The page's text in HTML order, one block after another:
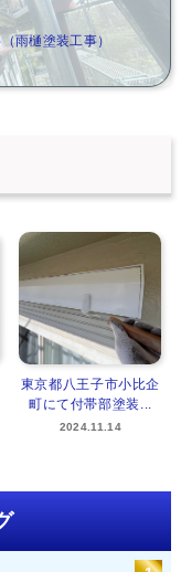
雨樋塗装工事）
東京都八王子市小比企
町にて付帯部塗装...
2024.11.14